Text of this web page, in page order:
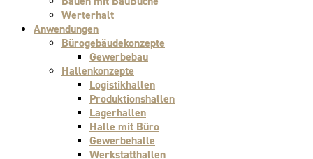
Werterhalt
Anwendungen
Bürogebäudekonzepte
Gewerbebau
Hallenkonzepte
Logistikhallen
Produktionshallen
Lagerhallen
Halle mit Büro
Gewerbehalle
Werkstatthallen